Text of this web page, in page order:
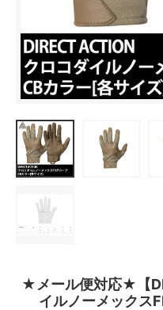
★メール便対応★【
イルノーメックス